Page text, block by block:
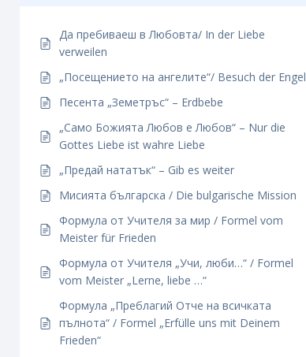
Да пребиваеш в Любовта/ In der Liebe
verweilen
„Посещението на ангелите“/ Besuch der Engel
Песента „Земетръс“ – Erdbebe
„Само Божията Любов е Любов“ – Nur die
Gottes Liebe ist wahre Liebe
„Предай нататък“ – Gib es weiter
Мисията българска / Die bulgarische Mission
Формула от Учителя за мир / Formel vom
Meister für Frieden
Формула от Учителя „Учи, люби…“ / Formel
vom Meister „Lerne, liebe …“
Формула „Преблагий Отче на всичката
пълнота“ / Formel „Erfülle uns mit Deinem
Frieden“